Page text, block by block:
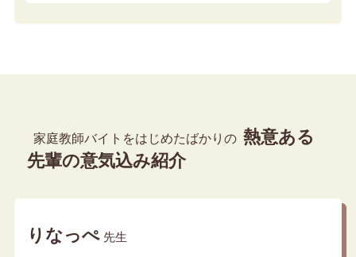
家庭教師バイトをはじめたばかりの 熱意ある
先輩の意気込み紹介
りなっぺ先生